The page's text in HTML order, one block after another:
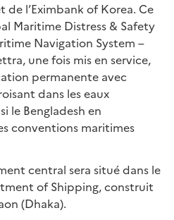
de l’Eximbank of Korea. Ce
Maritime Distress & Safety
Navigation System –
une fois mis en service,
permanente avec
dans les eaux
le Bengladesh en
conventions maritimes
central sera situé dans le
of Shipping, construit
(Dhaka).